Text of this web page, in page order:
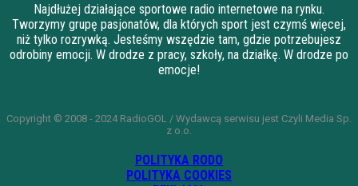
Najdłużej działające sportowe radio internetowe na rynku.
Tworzymy grupę pasjonatów, dla których sport jest czymś więcej,
niż tylko rozrywką. Jesteśmy wszędzie tam, gdzie potrzebujesz
odrobiny emocji. W drodze z pracy, szkoły, na działkę. W drodze po
emocje!
Copyright © 2008 - 2024 RadioGOL / Wydawcą serwisu jest Czyli Media Sp.
z o.o.
POLITYKA RODO
POLITYKA COOKIES